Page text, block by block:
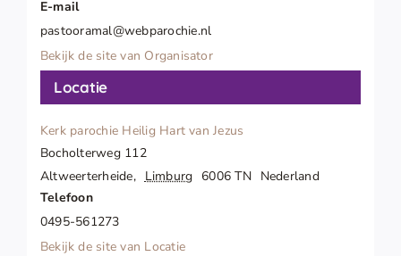
Locatie
Kerk parochie Heilig Hart van Jezus
Bocholterweg 112
Altweerterheide, Limburg 6006 TN Nederland
Telefoon
0495-561273
Bekijk de site van Locatie
E-mail
pastooramal@webparochie.nl
Bekijk de site van Organisator